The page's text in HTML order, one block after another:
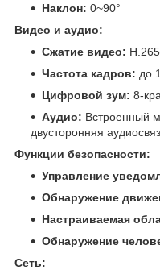
Наклон: 0~90°
Видео и аудио:
Сжатие видео:
Частота кадров: до
Цифровой зум: 8-
Аудио: Встроенный
двусторонняя
Функции безопасности:
Управление
Обнаружение
Настраиваемая
Обнаружение
Сеть: